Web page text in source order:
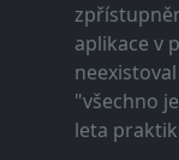
aplikace v
"všechno
leta